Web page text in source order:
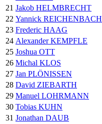
21 Jakob HELMBRECHT
22 Yannick REICHENBACH
23 Frederic HAAG
24 Alexander KEMPFLE
25 Joshua OTT
26 Michal KLOS
27 Jan PLÖNISSEN
28 David ZIEBARTH
29 Manuel LOHRMANN
30 Tobias KUHN
31 Jonathan DAUB